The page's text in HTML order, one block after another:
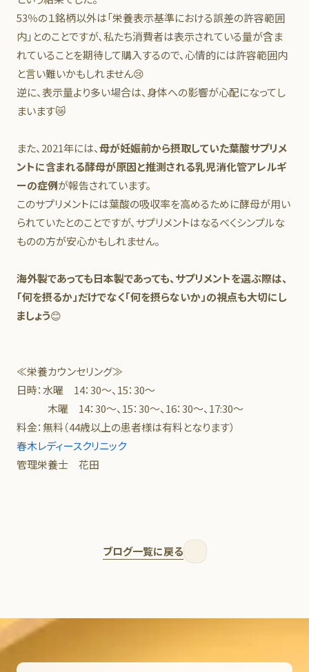
53％の１銘柄以外は「栄養表示基準における誤差の許容範囲
内」とのことですが、私たち消費者は表示されている量が含ま
れていることを期待して購入するので、心情的には許容範囲内
と言い難いかもしれません😢
逆に、表示量より多い場合は、身体への影響が心配になってし
まいます😿
また、2021年には、母が妊娠前から摂取していた葉酸サプリメ
ントに含まれる酵母が原因と推測される乳児消化管アレルギ
ーの症例が報告されています。
このサプリメントには葉酸の吸収率を高めるために酵母が用い
られていたとのことですが、サプリメントはなるべくシンプルな
ものの方が安心かもしれません。
海外製であっても日本製であっても、サプリメントを選ぶ際は、
「何を摂るか」だけでなく「何を摂らないか」の視点も大切にし
ましょう😊
≪栄養カウンセリング≫
日時：水曜 14：30～、15：30～
木曜 14：30～、15：30～、16：30～、17:30～
料金：無料（44歳以上の患者様は有料となります）
春木レディースクリニック
管理栄養士 花田
ブログ一覧に戻る